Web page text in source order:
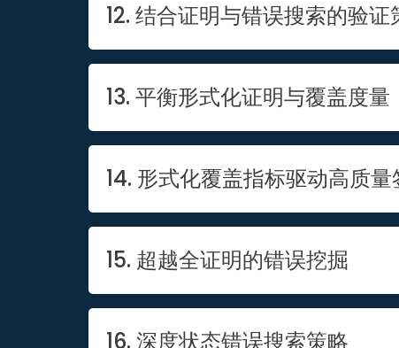
12. 结合证明与错误搜索的验证
13. 平衡形式化证明与覆盖度量
14. 形式化覆盖指标驱动高质
15. 超越全证明的错误挖掘
16. 深度状态错误搜索策略